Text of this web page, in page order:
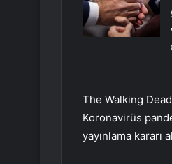
The Walking
Koronavirüs
yayınlama kararı